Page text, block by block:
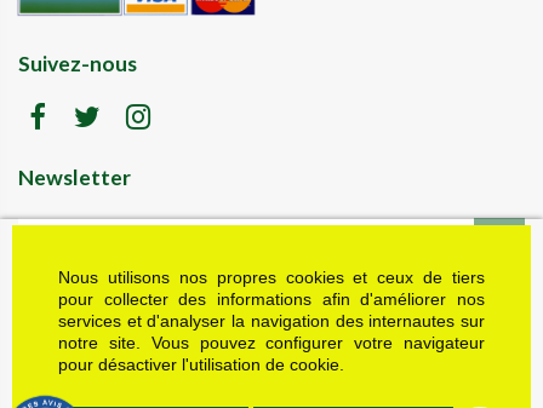
Nous utilisons nos propres cookies et ceux de tiers
pour collecter des informations afin d'améliorer nos
services et d'analyser la navigation des internautes sur
notre site. Vous pouvez configurer votre navigateur
pour désactiver l'utilisation de cookie.
Suivez-nous
Newsletter
LK motoculture vous offre 5% en cadeau de
bienvenue (code de réduction reçu dans le mail
de confirmation envoyé à l'adresse email fournie).
Vous pouvez vous désinscrire à tout moment.
Plus d'informations dans nos mentions légales
J'accepte les conditions générales et la politique de confidentialité